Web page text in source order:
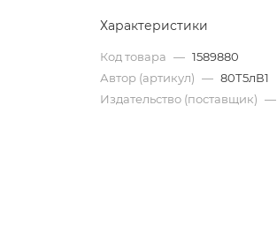
Характеристики
Код товара — 1589880
Автор (артикул) — 80Т5лВ1
Издательство (поставщик) —